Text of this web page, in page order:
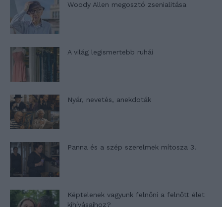
Woody Allen megosztó zsenialitása
A világ legismertebb ruhái
Nyár, nevetés, anekdoták
Panna és a szép szerelmek mítosza 3.
Képtelenek vagyunk felnőni a felnőtt élet
kihívásaihoz?